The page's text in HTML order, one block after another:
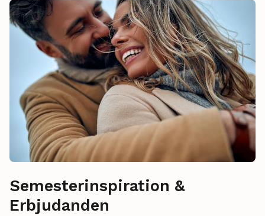
Semesterinspiration &
Erbjudanden